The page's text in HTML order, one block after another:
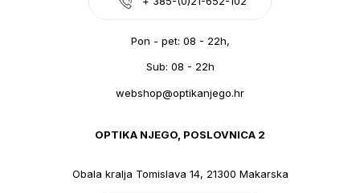
Pon - pet: 08 - 22h,
Sub: 08 - 22h
webshop@optikanjego.hr
OPTIKA NJEGO, POSLOVNICA 2
Obala kralja Tomislava 14, 21300 Makarska